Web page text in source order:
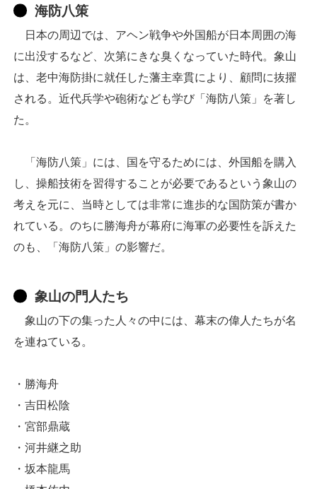
海防八策
日本の周辺では、アヘン戦争や外国船が日本周囲の海
に出没するなど、次第にきな臭くなっていた時代。象山
は、老中海防掛に就任した藩主幸貫により、顧問に抜擢
される。近代兵学や砲術なども学び「海防八策」を著し
た。
「海防八策」には、国を守るためには、外国船を購入
し、操船技術を習得することが必要であるという象山の
考えを元に、当時としては非常に進歩的な国防策が書か
れている。のちに勝海舟が幕府に海軍の必要性を訴えた
のも、「海防八策」の影響だ。
象山の門人たち
象山の下の集った人々の中には、幕末の偉人たちが名
を連ねている。
・勝海舟
・吉田松陰
・宮部鼎蔵
・河井継之助
・坂本龍馬